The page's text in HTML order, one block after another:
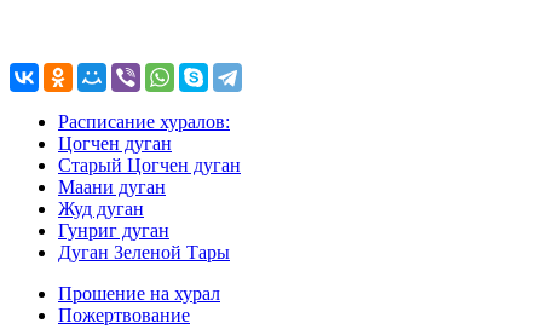
Расписание хуралов:
Цогчен дуган
Старый Цогчен дуган
Маани дуган
Жуд дуган
Гунриг дуган
Дуган Зеленой Тары
Прошение на хурал
Пожертвование